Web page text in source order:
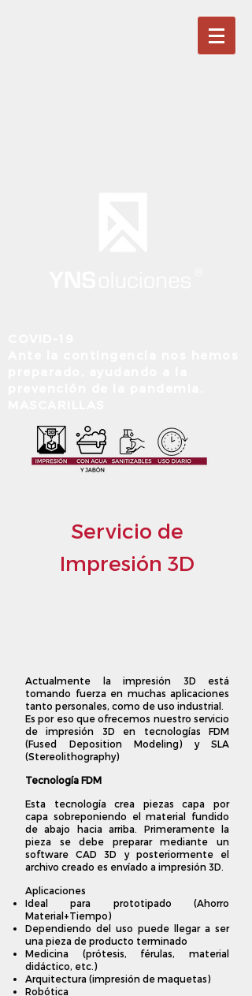
Servicio de
Impresión 3D
Actualmente la impresión 3D está
tomando fuerza en muchas aplicaciones
tanto personales, como de uso industrial.
Es por eso que ofrecemos nuestro servicio
de impresión 3D en tecnologías FDM
(Fused Deposition Modeling) y SLA
(Stereolithography)
Tecnología FDM
Esta tecnología crea piezas capa por
capa sobreponiendo el material fundido
de abajo hacia arriba. Primeramente la
pieza se debe preparar mediante un
software CAD 3D y posteriormente el
archivo creado es envíado a impresión 3D.
Aplicaciones
Ideal para prototipado (Ahorro
Material+Tiempo)
Dependiendo del uso puede llegar a ser
una pieza de producto terminado
Medicina (prótesis, férulas, material
didáctico, etc.)
Arquitectura (impresión de maquetas)
Robótica